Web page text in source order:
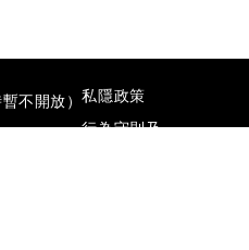
不開放）私隱政策
行為守則及